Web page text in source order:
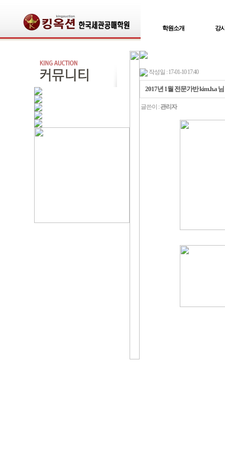
학원소개 강
작성일 : 17-01-10 17:40
2017년 1월 전문가반 kim.h.a
글쓴이 : 관리자